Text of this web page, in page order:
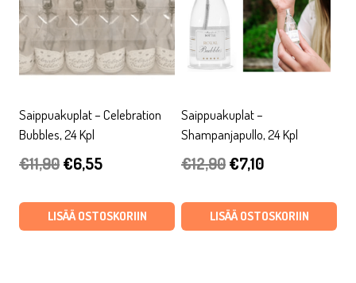
Saippuakuplat – Celebration
Bubbles, 24 Kpl
€11,90Alkuperäinen
oli:
€6,55Nykyinen
on:
LISÄÄ OSTOSKORIIN
Saippuakuplat –
Shampanjapullo, 24 Kpl
€12,90Alkuperäinen
oli:
€7,10Nykyinen
on:
LISÄÄ OSTOSKORIIN